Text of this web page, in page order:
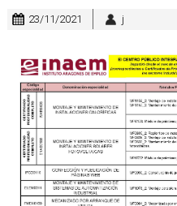
23/11/2021 j